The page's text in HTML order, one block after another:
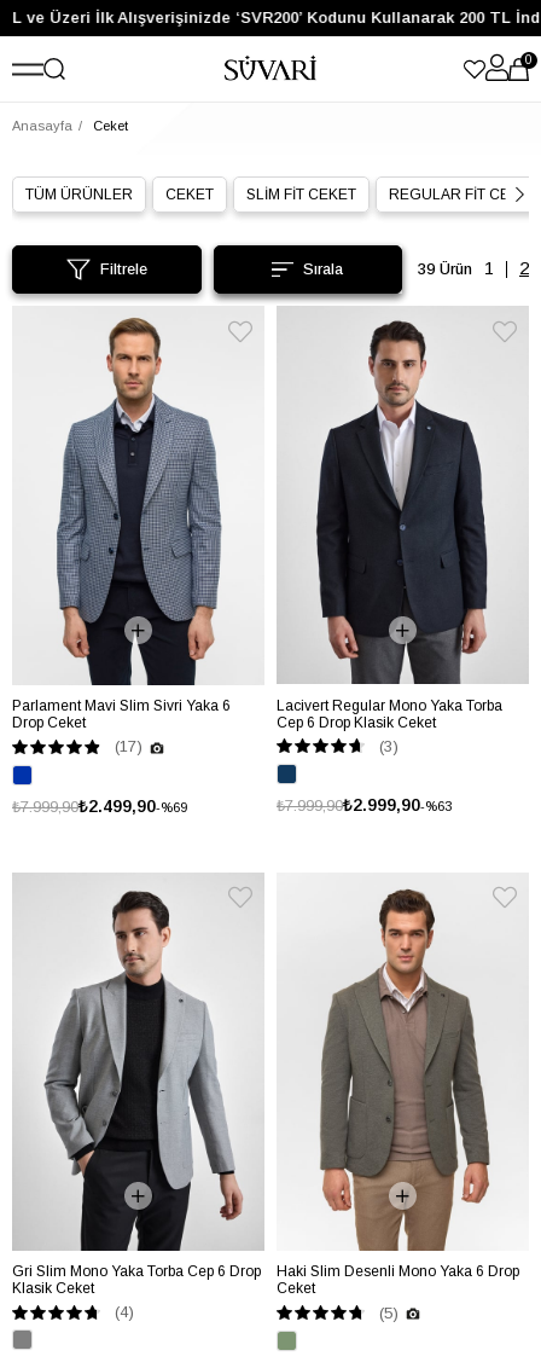
Üzeri İlk Alışverişinizde ‘SVR200’ Kodunu Kullanarak 200 TL İndirim
0
Anasayfa Ceket
TÜM ÜRÜNLER CEKET SLİM FİT CEKET REGULAR FİT CEKET
Filtrele 39 Ürün
Parlament Mavi Slim Sivri Yaka 6
Drop Ceket
(17)
%69
₺2.499,90
₺7.999,90
Lacivert Regular Mono Yaka Torba
Cep 6 Drop Klasik Ceket
(3)
%63
₺2.999,90
₺7.999,90
Gri Slim Mono Yaka Torba Cep 6 Drop
Klasik Ceket
(4)
Haki Slim Desenli Mono Yaka 6 Drop
Ceket
(5)